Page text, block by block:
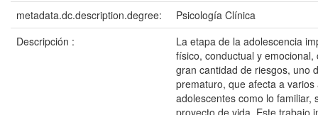
metadata.dc.description.degree:
Psicología Clínica
Descripción :
La etapa de la adolescencia
físico, conductual y
gran cantidad de riesgos, uno
prematuro, que afecta a varios
adolescentes como lo familiar,
proyecto de vida. Este trabajo